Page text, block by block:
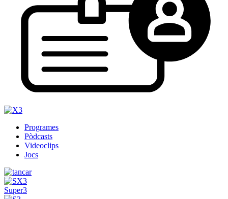
Programes
Pòdcasts
Videoclips
Jocs
Super3